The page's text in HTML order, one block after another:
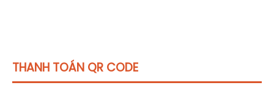
THANH TOÁN QR CODE